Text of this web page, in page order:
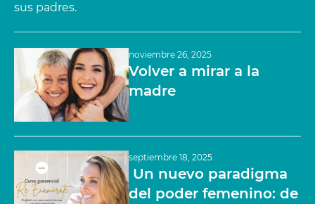
sus padres.
noviembre 26, 2025
Volver a mirar a la
madre
septiembre 18, 2025
Un nuevo paradigma
del poder femenino: de